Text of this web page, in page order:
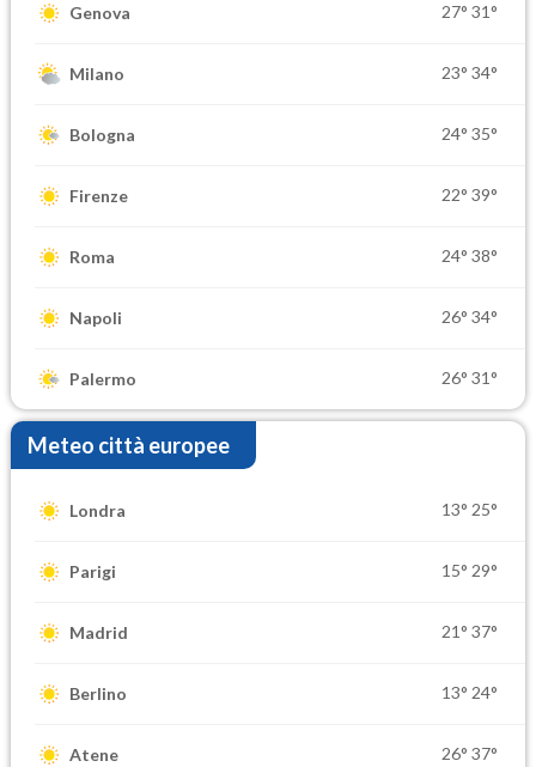
Genova 27° 31°
Milano 23° 34°
Bologna 24° 35°
Firenze 22° 39°
Roma 24° 38°
Napoli 26° 34°
Palermo 26° 31°
Meteo città europee
Londra 13° 25°
Parigi 15° 29°
Madrid 21° 37°
Berlino 13° 24°
Atene 26° 37°